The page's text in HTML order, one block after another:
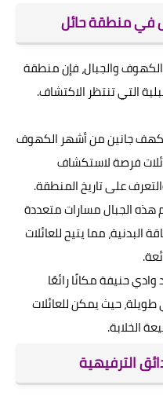
والجبال، فإن منطقة
التي تنتظر الاكتشاف.
جانين من أشهر الكهوف
فرصة لاستكشاف
على تاريخ المنطقة.
هذه الجبال مسارات متعددة
مما يتيح للعائلات
وادي حنيفة مكانًا رائعًا
حيث يمكن للعائلات
الخلابة.